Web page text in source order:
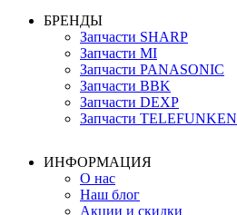
БРЕНДЫ
Запчасти SHARP
Запчасти MI
Запчасти PANASONIC
Запчасти BBK
Запчасти DEXP
Запчасти TELEFUNKEN
ИНФОРМАЦИЯ
О нас
Наш блог
Акции и скидки